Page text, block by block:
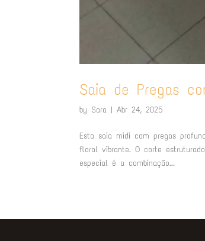
Saia de Pregas
bySara |Abr 24, 2025
Esta saia midi com pregas
floral vibrante. O corte
especial é a combinação...